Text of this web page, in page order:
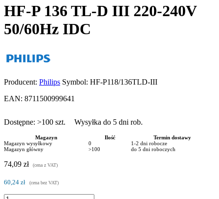
HF-P 136 TL-D III 220-240V
50/60Hz IDC
Producent: Philips Symbol: HF-P118/136TLD-III
EAN: 8711500999641
Dostępne: >100 szt. Wysyłka do 5 dni rob.
Magazyn Ilość
Termin dostawy
Magazyn wysyłkowy
0
1-2 dni robocze
Magazyn główny
>100 do 5 dni roboczych
74,09 zł (cena z VAT)
60,24 zł (cena bez VAT)